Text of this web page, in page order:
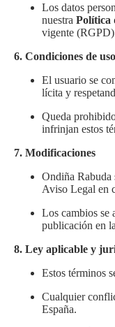
Los datos
nuestra Política
vigente
6. Condiciones de uso
El usuario se
lícita y
Queda
infrinjan estos
7. Modificaciones
Ondiña Rabuda
Aviso Legal en
Los cambios se
publicación en
8. Ley aplicable y
Estos términos
Cualquier
España.